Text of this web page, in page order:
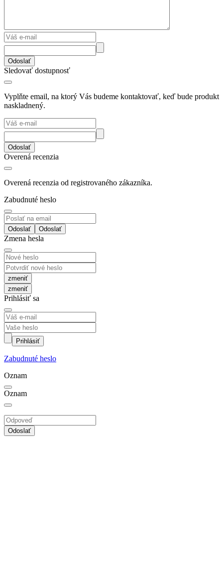
Odoslať
Sledovať dostupnosť
Vyplňte email, na ktorý Vás budeme kontaktovať, keď bude produkt
naskladnený.
Odoslať
Overená recenzia
Overená recenzia od registrovaného zákazníka.
Zabudnuté heslo
Odoslať
Zmena hesla
zmeniť
Prihlásiť sa
Prihlásiť
Zabudnuté heslo
Oznam
Oznam
Odoslať